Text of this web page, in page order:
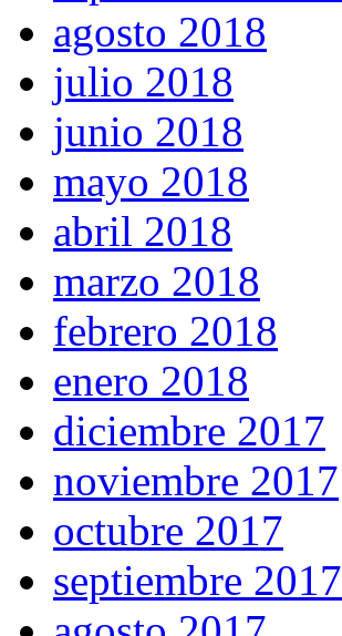
agosto 2018
julio 2018
junio 2018
mayo 2018
abril 2018
marzo 2018
febrero 2018
enero 2018
diciembre 2017
noviembre 2017
octubre 2017
septiembre 2017